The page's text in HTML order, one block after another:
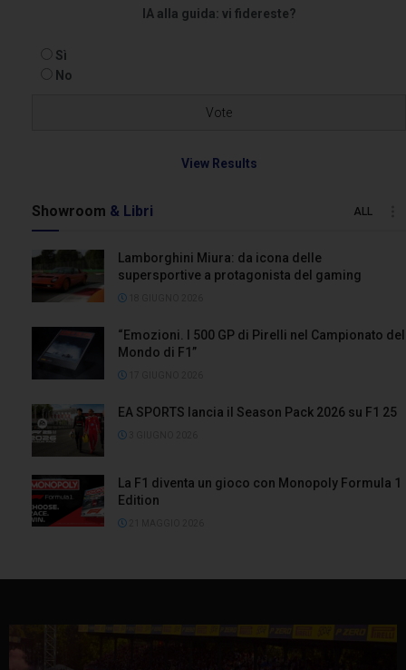
IA alla guida: vi fidereste?
Sì
No
View Results
Showroom & Libri ALL
Lamborghini Miura: da icona delle
supersportive a protagonista del gaming
“Emozioni. I 500 GP di Pirelli nel Campionato del
Mondo di F1”
EA SPORTS lancia il Season Pack 2026 su F1 25
La F1 diventa un gioco con Monopoly Formula 1
Edition